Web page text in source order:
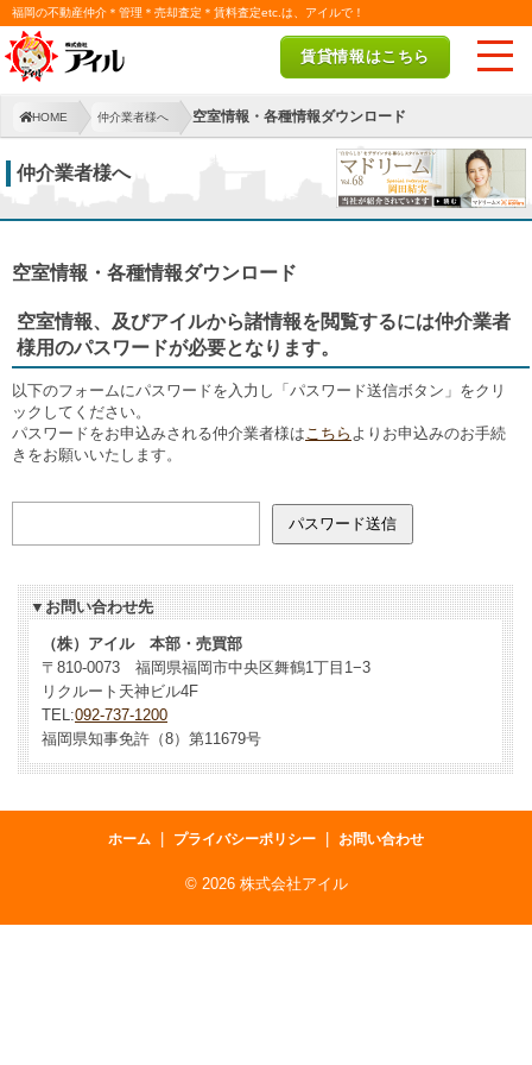
福岡の不動産仲介＊管理＊売却査定＊賃料査定etc.は、アイルで！
賃貸情報はこちら
HOME 仲介業者様へ 空室情報・各種情報ダウンロード
仲介業者様へ
空室情報・各種情報ダウンロード
空室情報、及びアイルから諸情報を閲覧するには仲介業者
様用のパスワードが必要となります。
以下のフォームにパスワードを入力し「パスワード送信ボタン」をクリ
ックしてください。
パスワードをお申込みされる仲介業者様はこちら よりお申込みのお手続
きをお願いいたします。
▼お問い合わせ先
（株）アイル 本部・売買部
〒810-0073 福岡県福岡市中央区舞鶴1丁目1−3
リクルート天神ビル4F
TEL:092-737-1200
福岡県知事免許（8）第11679号
ホーム プライバシーポリシー お問い合わせ
© 2026 株式会社アイル